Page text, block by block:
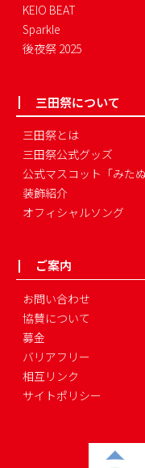
KEIO BEAT
Sparkle
後夜祭 2025
三田祭について
三田祭とは
三田祭公式グッズ
公式マスコット「みたぬ
装飾紹介
オフィシャルソング
ご案内
お問い合わせ
協賛について
募金
バリアフリー
相互リンク
サイトポリシー